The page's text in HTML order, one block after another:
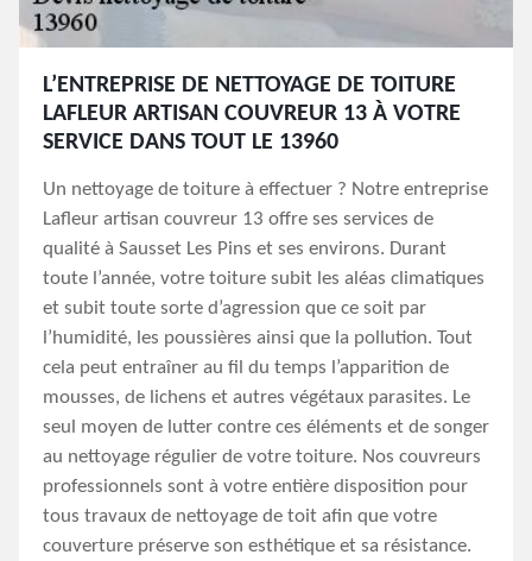
L’ENTREPRISE DE NETTOYAGE DE TOITURE
LAFLEUR ARTISAN COUVREUR 13 À VOTRE
SERVICE DANS TOUT LE 13960
Un nettoyage de toiture à effectuer ? Notre entreprise
Lafleur artisan couvreur 13 offre ses services de
qualité à Sausset Les Pins et ses environs. Durant
toute l’année, votre toiture subit les aléas climatiques
et subit toute sorte d’agression que ce soit par
l’humidité, les poussières ainsi que la pollution. Tout
cela peut entraîner au fil du temps l’apparition de
mousses, de lichens et autres végétaux parasites. Le
seul moyen de lutter contre ces éléments et de songer
au nettoyage régulier de votre toiture. Nos couvreurs
professionnels sont à votre entière disposition pour
tous travaux de nettoyage de toit afin que votre
couverture préserve son esthétique et sa résistance.